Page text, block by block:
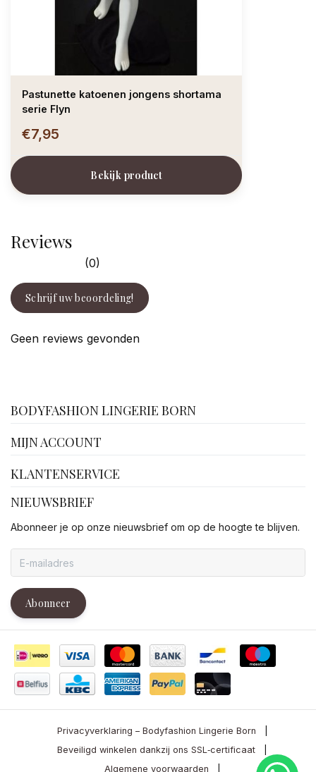
Pastunette katoenen jongens shortama
serie Flyn
€7,95
Bekijk product
Reviews
(0)
Schrijf uw beoordeling!
Geen reviews gevonden
BODYFASHION LINGERIE BORN
MIJN ACCOUNT
KLANTENSERVICE
NIEUWSBRIEF
Abonneer je op onze nieuwsbrief om op de hoogte te blijven.
Abonneer
Privacyverklaring – Bodyfashion Lingerie Born
Beveiligd winkelen dankzij ons SSL‑certificaat
Algemene voorwaarden